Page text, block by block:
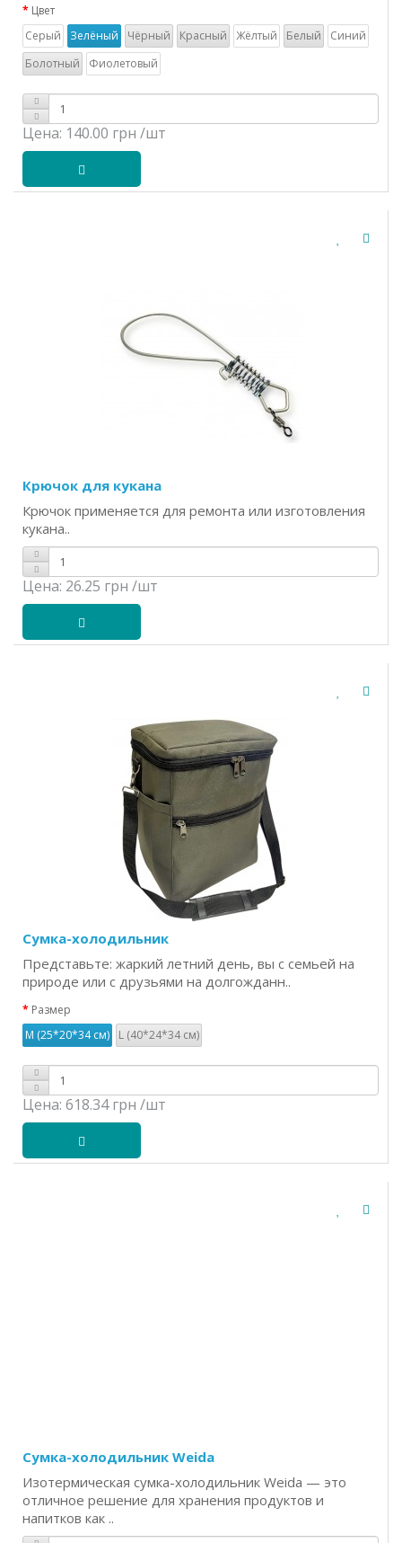
Цвет
Серый
Зелёный Чёрный Красный Жёлтый Белый
Синий
Болотный
Фиолетовый
Цена: 140.00 грн /шт
Крючок для кукана
Крючок применяется для ремонта или изготовления
кукана..
Цена: 26.25 грн /шт
Сумка-холодильник
Представьте: жаркий летний день, вы с семьей на
природе или с друзьями на долгожданн..
Размер
M (25*20*34 см)
L (40*24*34 см)
Цена: 618.34 грн /шт
Сумка-холодильник Weida
Изотермическая сумка-холодильник Weida — это
отличное решение для хранения продуктов и
напитков как ..